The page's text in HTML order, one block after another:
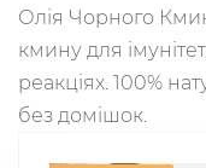
Олія Чорного
кмину для
реакціях. 100%
без домішок.